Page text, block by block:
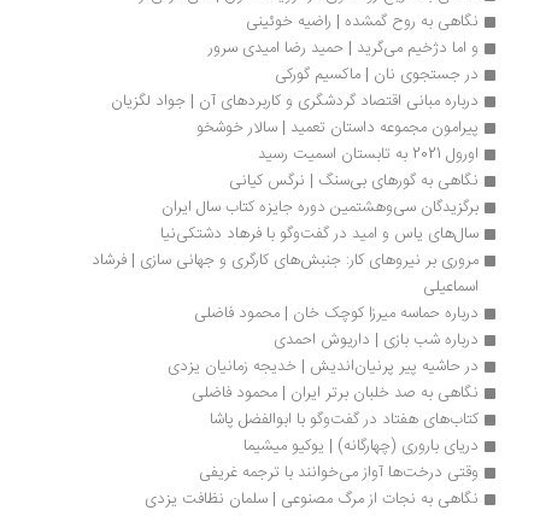
نگاهی به روح گمشده | راضیه خوئینی
و اما دژخیم می‌گرید | حمید رضا امیدی سرور
در جستجوی نان | ماکسیم گورکی
درباره مبانی اقتصاد گردشگری و کاربردهای آن | جواد لگزیان
پیرامون مجموعه داستان تعمید | سالار خوشخو
اورول 2021 به تابستان اسمیت رسید
نگاهی به گورهای بی‌سنگ | نرگس کیانی
برگزیدگان سی‌وهشتمین دوره جایزه کتاب سال ایران
سال‌های یاس و امید در گفت‌وگو با فرهاد دشتکی‌نیا
مروری بر نیروهای کار: جنبش‌های کارگری و جهانی سازی | فرشاد
اسماعیلی
درباره حماسه میرزا کوچک خان | محمود فاضلی
درباره شب بازی | داریوش احمدی
در حاشیه پیر پرنیان‌اندیش | خدیجه زمانیان یزدی
نگاهی به صد خلبان برتر ایران | محمود فاضلی
کتاب‌های هفتاد در گفت‌وگو با ابوالفضل پاشا
دریای باروری (چهارگانه) | یوکیو میشیما
وقتی درخت‌ها آواز می‌خوانند با ترجمه غریفی
نگاهی به نجات از مرگ مصنوعی | سلمان نظافت یزدی